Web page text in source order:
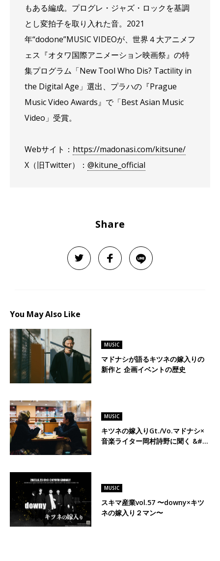
もある編成。プログレ・ジャズ・ロックを基調
とし変拍子を取り入れた音。2021
年“dodone”MUSIC VIDEOが、世界４大アニメフ
ェス『オタワ国際アニメーション映画祭』の特
集プログラム「New Tool Who Dis? Tactility in
the Digital Age」選出、プラハの『Prague
Music Video Awards』で「Best Asian Music
Video」受賞。
Webサイト： https://madonasi.com/kitsune/
X（旧Twitter）： @kitune_official
Share
You May Also Like
MUSIC
マドナシが語るキツネの嫁入りの
新作と 企画イベントの歴史
MUSIC
キツネの嫁入りGt./Vo.マドナシ×
音楽ライター岡村詩野に聞く &#…
MUSIC
スキマ産業vol.57 〜downy×キツ
ネの嫁入り２マン〜